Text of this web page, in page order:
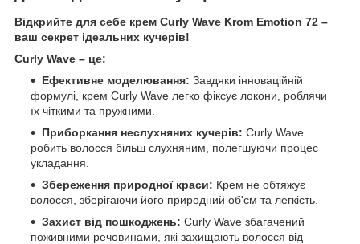
Відкрийте для себе крем Curly Wave Krom Emotion 72 –
ваш секрет ідеальних кучерів!
Curly Wave – це:
Ефективне моделювання: Завдяки інноваційній
формулі, крем Curly Wave легко фіксує локони, роблячи
їх чіткими та пружними.
Приборкання неслухняних кучерів: Curly Wave
робить волосся більш слухняним, полегшуючи процес
укладання.
Збереження природної краси: Крем не обтяжує
волосся, зберігаючи його природний об'єм та легкість.
Захист від пошкоджень: Curly Wave збагачений
поживними речовинами, які захищають волосся від